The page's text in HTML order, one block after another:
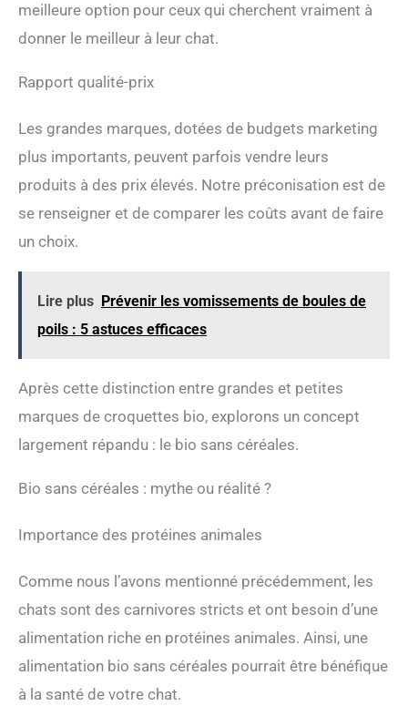
meilleure option pour ceux qui cherchent vraiment à
donner le meilleur à leur chat.
Rapport qualité-prix
Les grandes marques, dotées de budgets marketing
plus importants, peuvent parfois vendre leurs
produits à des prix élevés. Notre préconisation est de
se renseigner et de comparer les coûts avant de faire
un choix.
Lire plus Prévenir les vomissements de boules de
poils : 5 astuces efficaces
Après cette distinction entre grandes et petites
marques de croquettes bio, explorons un concept
largement répandu : le bio sans céréales.
Bio sans céréales : mythe ou réalité ?
Importance des protéines animales
Comme nous l’avons mentionné précédemment, les
chats sont des carnivores stricts et ont besoin d’une
alimentation riche en protéines animales. Ainsi, une
alimentation bio sans céréales pourrait être bénéfique
à la santé de votre chat.